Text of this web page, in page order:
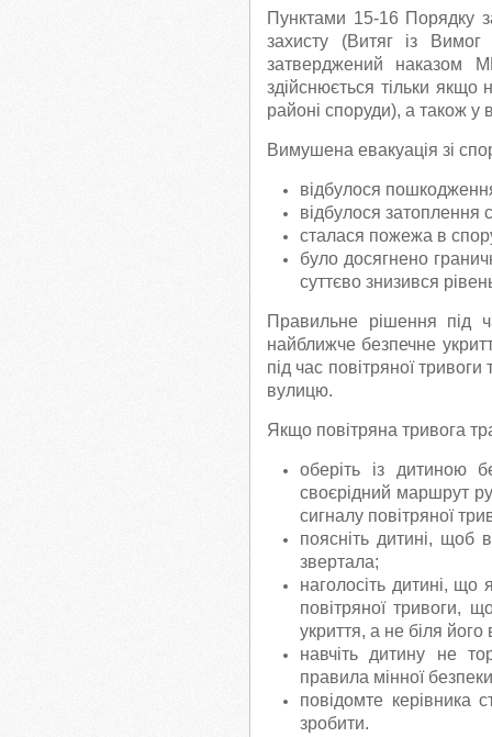
Пунктами 15-16 Порядку
захисту (Витяг із Вимог
затверджений наказом
здійснюється тільки якщо
районі споруди), а також у
Вимушена евакуація зі
відбулося
відбулося затоплення
сталася пожежа в
було досягнено
суттєво знизився
Правильне рішення під
найближче безпечне
під час повітряної
вулицю.
Якщо повітряна тривога
оберіть із дитиною
своєрідний маршрут
сигналу повітряної
поясніть дитині, щоб
звертала;
наголосіть дитині,
повітряної тривоги,
укриття, а не біля його
навчіть дитину не
правила мінної
повідомте керівника
зробити.